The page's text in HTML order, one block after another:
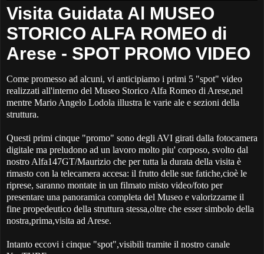
Visita Guidata Al MUSEO
STORICO ALFA ROMEO di
Arese - SPOT PROMO VIDEO
Come promesso ad alcuni, vi anticipiamo i primi 5 "spot" video
realizzati all'interno del Museo Storico Alfa Romeo di Arese,nel
mentre Mario Angelo Lodola illustra le varie ale e sezioni della
struttura.
Questi primi cinque "promo" sono degli AVI girati dalla fotocamera
digitale ma preludono ad un lavoro molto piu' corposo, svolto dal
nostro Alfa147GT/Maurizio che per tutta la durata della visita è
rimasto con la telecamera accesa: il frutto delle sue fatiche,cioè le
riprese, saranno montate in un filmato misto video/foto per
presentare una panoramica completa del Museo e valorizzarne il
fine propedeutico della struttura stessa,oltre che esser simbolo della
nostra,prima,visita ad Arese.
Intanto eccovi i cinque "spot",visibili tramite il nostro canale